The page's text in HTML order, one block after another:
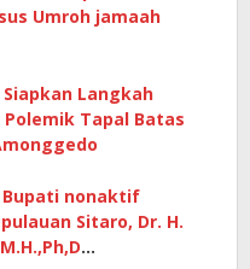
Umroh jamaah
Siapkan Langkah
Polemik Tapal Batas
Bupati nonaktif
Sitaro, Dr. H.